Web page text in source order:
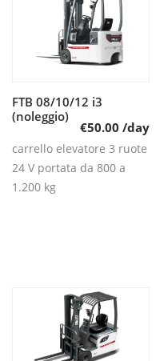
Leggi tutto
FTB 08/10/12 i3
(noleggio)
€50.00 /day
carrello elevatore 3 ruote
24 V portata da 800 a
1.200 kg